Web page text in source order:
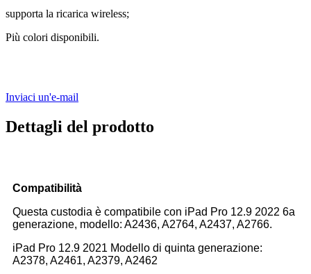
supporta la ricarica wireless;
Più colori disponibili.
Inviaci un'e-mail
Dettagli del prodotto
Compatibilità
Questa custodia è compatibile con iPad Pro 12.9 2022 6a
generazione, modello: A2436, A2764, A2437, A2766.
iPad Pro 12.9 2021 Modello di quinta generazione:
A2378, A2461, A2379, A2462